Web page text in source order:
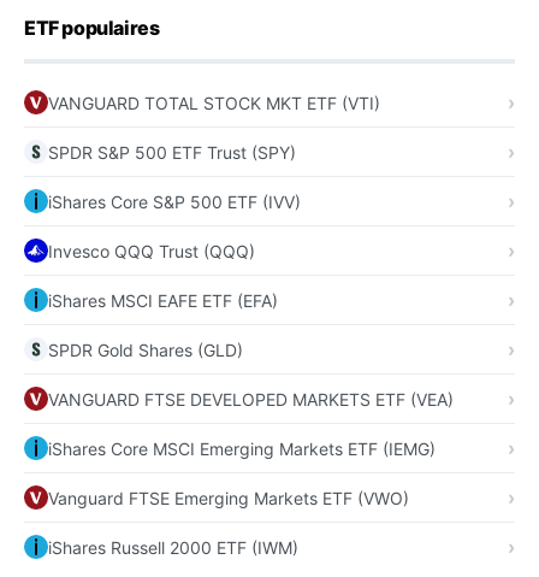
ETF populaires
VANGUARD TOTAL STOCK MKT ETF (VTI)
SPDR S&P 500 ETF Trust (SPY)
iShares Core S&P 500 ETF (IVV)
Invesco QQQ Trust (QQQ)
iShares MSCI EAFE ETF (EFA)
SPDR Gold Shares (GLD)
VANGUARD FTSE DEVELOPED MARKETS ETF (VEA)
iShares Core MSCI Emerging Markets ETF (IEMG)
Vanguard FTSE Emerging Markets ETF (VWO)
iShares Russell 2000 ETF (IWM)